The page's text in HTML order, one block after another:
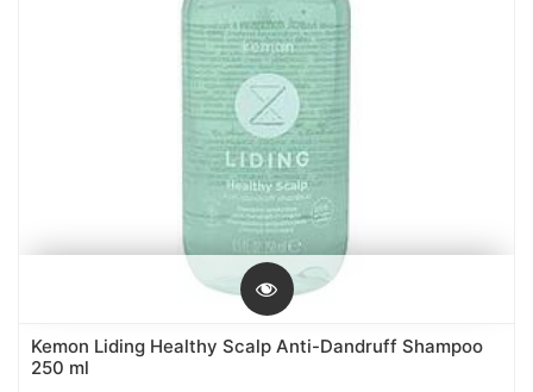
Kemon Liding Healthy Scalp Anti-Dandruff Shampoo
250 ml